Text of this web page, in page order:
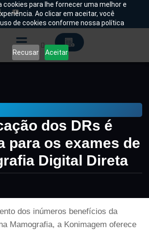
cookies para lhe fornecer uma melhor e
Ao clicar em aceitar, você
de cookies conforme nossa política
Recusar Aceitar
dos DRs é
para os exames de
Digital Direta
dos inúmeros benefícios da
Mamografia, a Konimagem oferece